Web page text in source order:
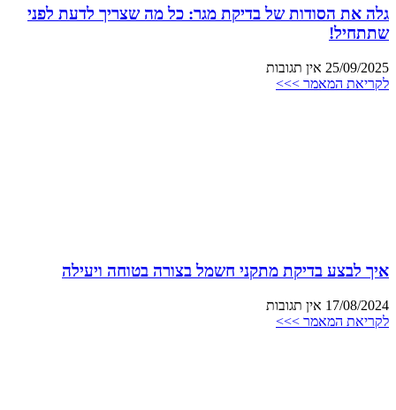
גלה את הסודות של בדיקת מגר: כל מה שצריך לדעת לפני
שתתחיל!
25/09/2025 אין תגובות
לקריאת המאמר >>>
איך לבצע בדיקת מתקני חשמל בצורה בטוחה ויעילה
17/08/2024 אין תגובות
לקריאת המאמר >>>